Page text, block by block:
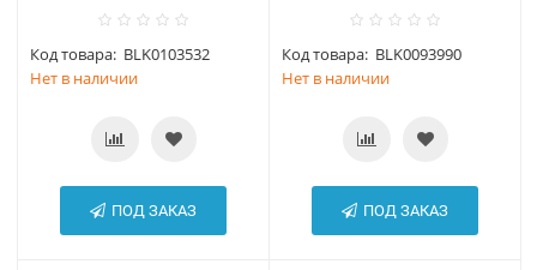
Код товара: BLK0103532
Нет в наличии
ПОД ЗАКАЗ
Код товара: BLK0093990
Нет в наличии
ПОД ЗАКАЗ